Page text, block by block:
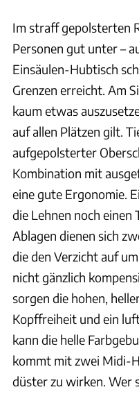
Im straff gepolsterten
Personen gut unter –
Einsäulen-Hubtisch
Grenzen erreicht. Am
kaum etwas
auf allen Plätzen gilt.
aufgepolsterter
Kombination mit
eine gute Ergonomie.
die Lehnen noch einen
Ablagen dienen sich
die den Verzicht auf
nicht gänzlich
sorgen die hohen,
Kopffreiheit und ein
kann die helle
kommt mit zwei Midi-
düster zu wirken. Wer